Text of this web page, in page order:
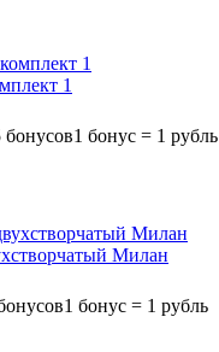
1
бонусов1 бонус = 1 рубль
Милан
1 бонус = 1 рубль